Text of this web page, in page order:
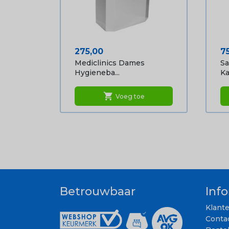
Prijs
275,00
Mediclinics Dames
Hygieneba...
shopping_cart Voeg toe
Betrouwbaar